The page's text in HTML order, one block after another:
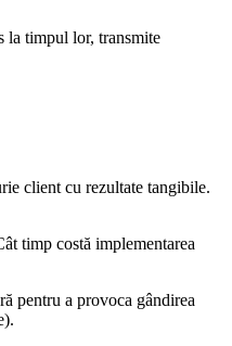
la timpul lor, transmite
client cu rezultate tangibile.
timp costă implementarea
pentru a provoca gândirea